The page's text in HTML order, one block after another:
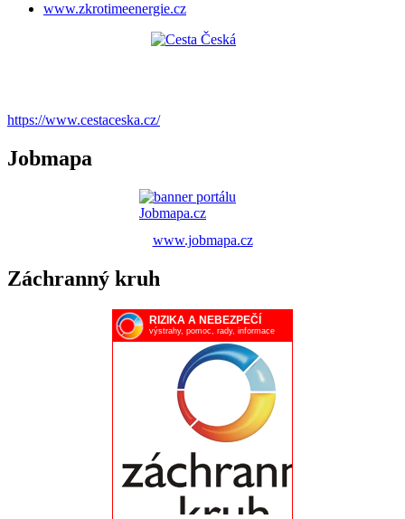
www.zkrotimeenergie.cz
https://www.cestaceska.cz/
Jobmapa
www.jobmapa.cz
Záchranný kruh